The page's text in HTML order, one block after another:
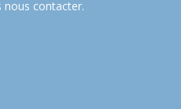
nous contacter.